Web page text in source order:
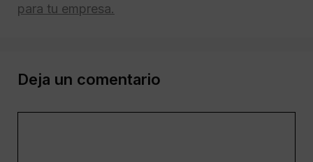
para tu empresa.
Deja un comentario